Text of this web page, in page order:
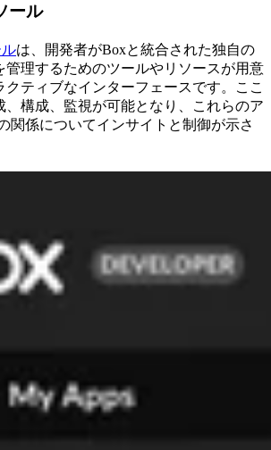
ール
は、開発者がBoxと統合された独自の
管理するためのツールやリソースが用意
クティブなインターフェースです。ここ
、構成、監視が可能となり、これらのア
関係についてインサイトと制御が示さ